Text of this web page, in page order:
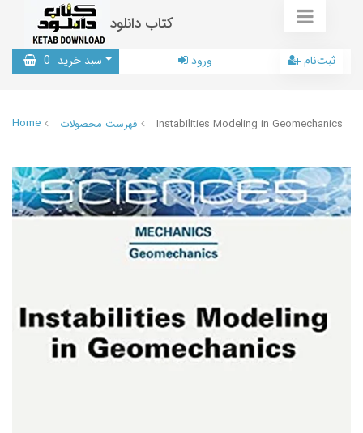
کتاب دانلود
سبد خرید 0 ورود ثبت‌نام
Home فهرست محصولات Instabilities Modeling in Geomechanics